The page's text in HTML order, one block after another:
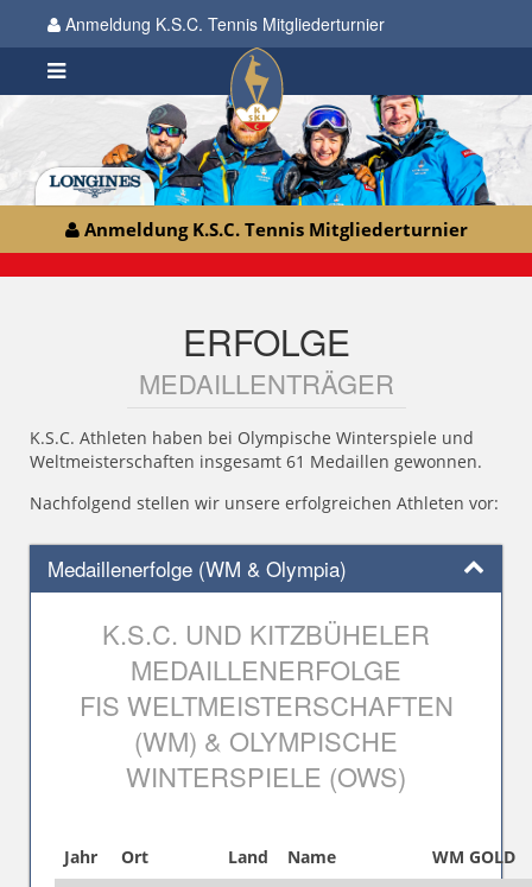
Anmeldung K.S.C. Tennis Mitgliederturnier
Anmeldung K.S.C. Tennis Mitgliederturnier
ERFOLGE
MEDAILLENTRÄGER
K.S.C. Athleten haben bei Olympische Winterspiele und
Weltmeisterschaften insgesamt 61 Medaillen gewonnen.
Nachfolgend stellen wir unsere erfolgreichen Athleten vor:
Medaillenerfolge (WM & Olympia)
K.S.C. UND KITZBÜHELER
MEDAILLENERFOLGE
FIS WELTMEISTERSCHAFTEN
(WM) & OLYMPISCHE
WINTERSPIELE (OWS)
Jahr Ort Land Name
WM GOLD